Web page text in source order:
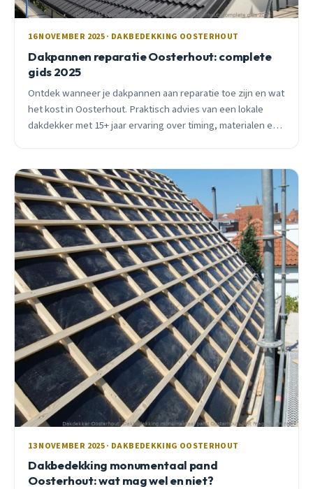
16 NOVEMBER 2025 · DAKBEDEKKING OOSTERHOUT
Dakpannen reparatie Oosterhout: complete
gids 2025
Ontdek wanneer je dakpannen aan reparatie toe zijn en wat
het kost in Oosterhout. Praktisch advies van een lokale
dakdekker met 15+ jaar ervaring over timing, materialen en
13 NOVEMBER 2025 · DAKBEDEKKING OOSTERHOUT
Dakbedekking monumentaal pand
Oosterhout: wat mag wel en niet?